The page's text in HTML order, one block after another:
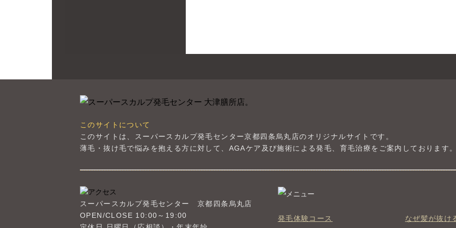
このサイトについて
このサイトは、スーパースカルプ発毛センター京都四条烏丸店のオリジナルサイトです。
薄毛・抜け毛で悩みを抱える方に対して、AGAケア及び施術による発毛、育毛治療をご案内しております。
スーパースカルプ発毛センター 京都四条烏丸店
OPEN/CLOSE 10:00～19:00
発毛体験コース なぜ髪が抜け